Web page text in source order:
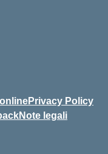
Privacy Policy
Note legali